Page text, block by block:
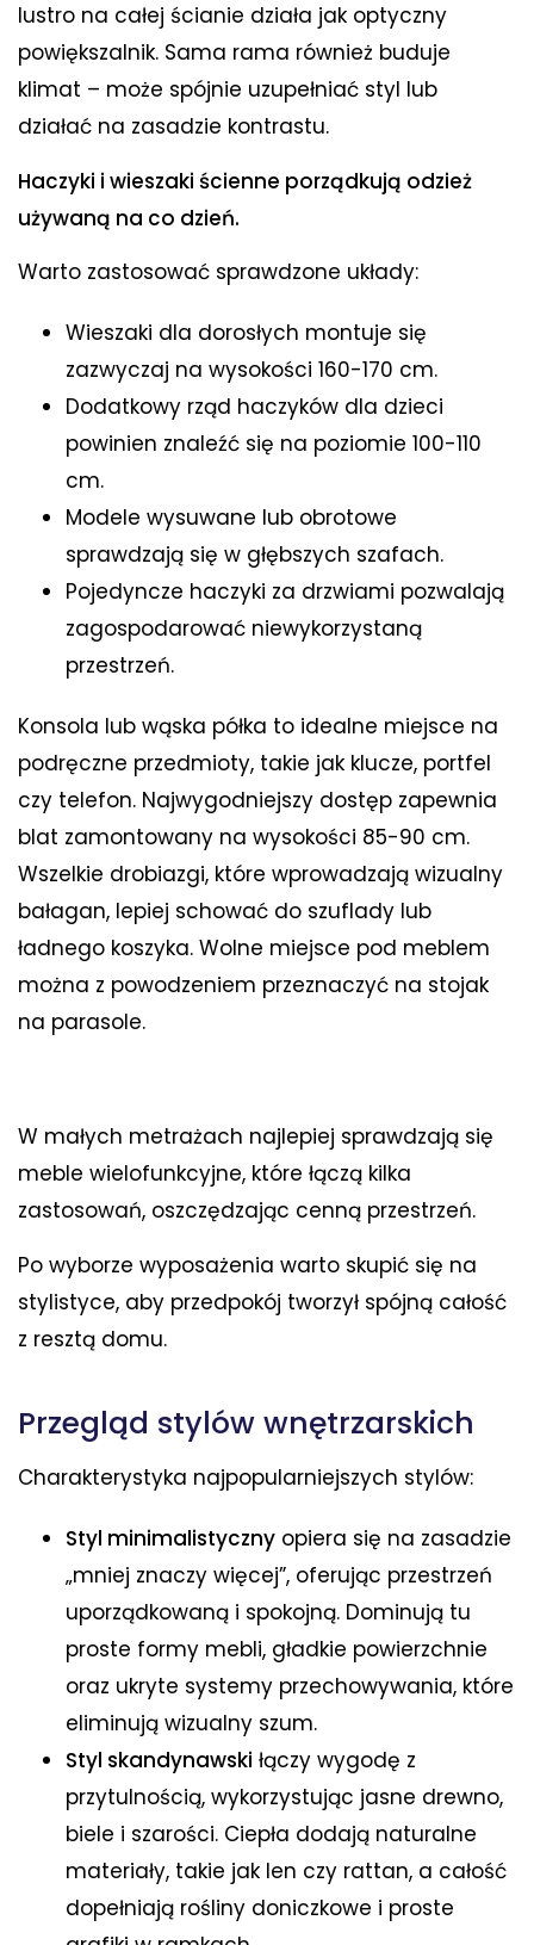
lustro na całej ścianie działa jak optyczny
powiększalnik. Sama rama również buduje
klimat – może spójnie uzupełniać styl lub
działać na zasadzie kontrastu.
Haczyki i wieszaki ścienne porządkują odzież
używaną na co dzień.
Warto zastosować sprawdzone układy:
Wieszaki dla dorosłych montuje się
zazwyczaj na wysokości 160-170 cm.
Dodatkowy rząd haczyków dla dzieci
powinien znaleźć się na poziomie 100-110
cm.
Modele wysuwane lub obrotowe
sprawdzają się w głębszych szafach.
Pojedyncze haczyki za drzwiami pozwalają
zagospodarować niewykorzystaną
przestrzeń.
Konsola lub wąska półka to idealne miejsce na
podręczne przedmioty, takie jak klucze, portfel
czy telefon. Najwygodniejszy dostęp zapewnia
blat zamontowany na wysokości 85-90 cm.
Wszelkie drobiazgi, które wprowadzają wizualny
bałagan, lepiej schować do szuflady lub
ładnego koszyka. Wolne miejsce pod meblem
można z powodzeniem przeznaczyć na stojak
na parasole.
W małych metrażach najlepiej sprawdzają się
meble wielofunkcyjne, które łączą kilka
zastosowań, oszczędzając cenną przestrzeń.
Po wyborze wyposażenia warto skupić się na
stylistyce, aby przedpokój tworzył spójną całość
z resztą domu.
Przegląd stylów wnętrzarskich
Charakterystyka najpopularniejszych stylów:
Styl minimalistyczny opiera się na zasadzie
„mniej znaczy więcej”, oferując przestrzeń
uporządkowaną i spokojną. Dominują tu
proste formy mebli, gładkie powierzchnie
oraz ukryte systemy przechowywania, które
eliminują wizualny szum.
Styl skandynawski łączy wygodę z
przytulnością, wykorzystując jasne drewno,
biele i szarości. Ciepła dodają naturalne
materiały, takie jak len czy rattan, a całość
dopełniają rośliny doniczkowe i proste